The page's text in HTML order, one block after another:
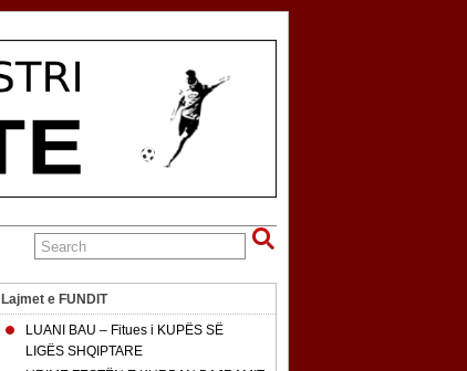
Lajmet e FUNDIT
LUANI BAU – Fitues i KUPËS SË
LIGËS SHQIPTARE